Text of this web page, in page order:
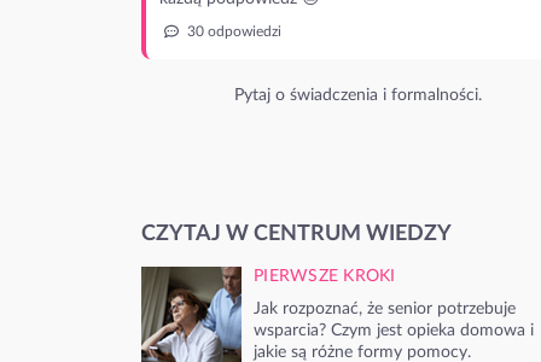
30 odpowiedzi
Pytaj o świadczenia i formalności.
CZYTAJ W CENTRUM WIEDZY
PIERWSZE KROKI
Jak rozpoznać, że senior potrzebuje
wsparcia? Czym jest opieka domowa i
jakie są różne formy pomocy.